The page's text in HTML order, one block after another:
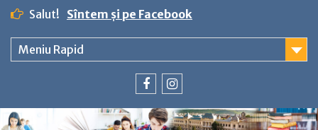
Salut! Sîntem și pe Facebook
Meniu Rapid